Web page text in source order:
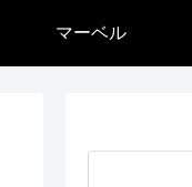
マーベル